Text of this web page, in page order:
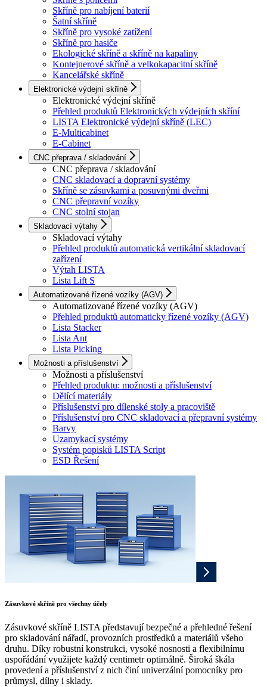
Skříně pro nabíjení baterií
Šatní skříně
Skříně pro vysoké zatížení
Skříně pro hasiče
Ekologické skříně a skříně na kapaliny
Kontejnerové skříně a velkokapacitní skříně
Kancelářské skříně
Elektronické výdejní skříně
Elektronické výdejní skříně
Přehled produktů Elektronických výdejních skříní
LISTA Elektronické výdejní skříně (LEC)
E-Multicabinet
E-Cabinet
CNC přeprava / skladování
CNC přeprava / skladování
CNC skladovací a dopravní systémy
Skříně se zásuvkami a posuvnými dveřmi
CNC přepravní vozíky
CNC stolní stojan
Skladovací výtahy
Skladovací výtahy
Přehled produktů automatická vertikální skladovací
zařízení
Výtah LISTA
Lista Lift S
Automatizované řízené vozíky (AGV)
Automatizované řízené vozíky (AGV)
Přehled produktů automaticky řízené vozíky (AGV)
Lista Stacker
Lista Ant
Lista Picking
Možnosti a příslušenství
Možnosti a příslušenství
Přehled produktu: možnosti a příslušenství
Dělící materiály
Příslušenství pro dílenské stoly a pracoviště
Příslušenství pro CNC skladovací a přepravní systémy
Barvy
Uzamykací systémy
Systém popisků LISTA Script
ESD Řešení
Zásuvkové skříně pro všechny účely
Zásuvkové skříně LISTA představují bezpečné a přehledné řešení
pro skladování nářadí, provozních prostředků a materiálů všeho
druhu. Díky robustní konstrukci, vysoké nosnosti a flexibilnímu
uspořádání využijete každý centimetr optimálně. Široká škála
provedení a příslušenství z nich činí univerzální pomocníky pro
průmysl, dílny i sklady.